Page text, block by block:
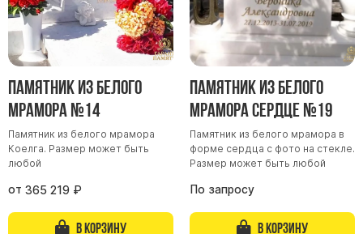
Памятники врачу
Памятники горизонтальные
Памятники индивидуальные
Памятники классические
Памятники книга
Памятники красивые
Памятники Православные
Памятники прямоугольные
Памятники с воздушным креcтом
Памятник из белого
мрамора №14
Памятник из белого мрамора
Коелга. Размер может быть
любой
от 365 219 ₽
В корзину
Памятник из белого
мрамора Сердце №19
Памятник из белого мрамора в
форме сердца с фото на стекле.
Размер может быть любой
По запросу
В корзину